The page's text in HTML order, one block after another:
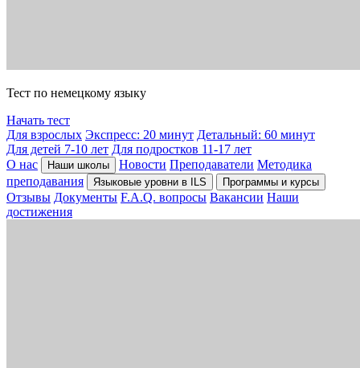
Тест по немецкому языку
Начать тест
Для взрослых Экспресс: 20 минут Детальный: 60 минут
Для детей 7-10 лет Для подростков 11-17 лет
О нас
Наши школы Новости Преподаватели Методика
преподавания
Языковые уровни в ILS Программы и курсы
Отзывы Документы F.A.Q. вопросы Вакансии Наши
достижения